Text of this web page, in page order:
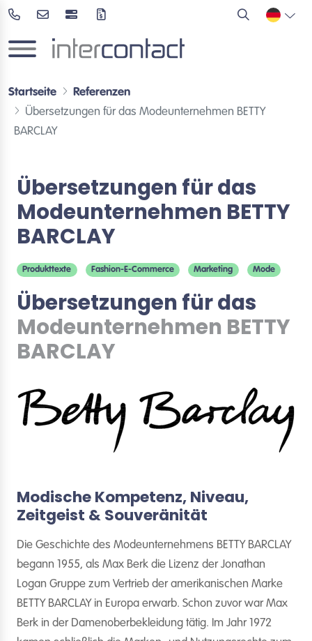
Startseite
Referenzen
Übersetzungen für das Modeunternehmen BETTY
BARCLAY
Übersetzungen für das
Modeunternehmen BETTY
BARCLAY
Produkttexte Fashion-E-Commerce Marketing Mode
Übersetzungen für das
Modeunternehmen BETTY
BARCLAY
Modische Kompetenz, Niveau,
Zeitgeist & Souveränität
Die Geschichte des Modeunternehmens BETTY BARCLAY
begann 1955, als Max Berk die Lizenz der Jonathan
Logan Gruppe zum Vertrieb der amerikanischen Marke
BETTY BARCLAY in Europa erwarb. Schon zuvor war Max
Berk in der Damenoberbekleidung tätig. Im Jahr 1972